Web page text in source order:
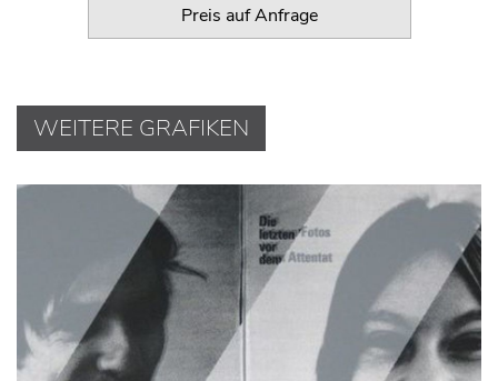
Preis auf Anfrage
WEITERE GRAFIKEN